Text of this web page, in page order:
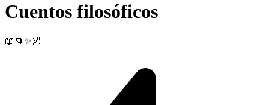
Cuentos filosóficos
📖🌀✨🌌